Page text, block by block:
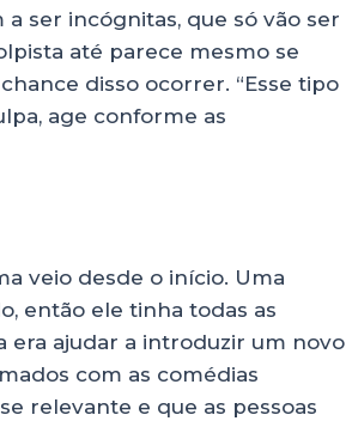
ser incógnitas, que só vão ser
até parece mesmo se
disso ocorrer. “Esse tipo
age conforme as
veio desde o início. Uma
então ele tinha todas as
era ajudar a introduzir um novo
com as comédias
relevante e que as pessoas